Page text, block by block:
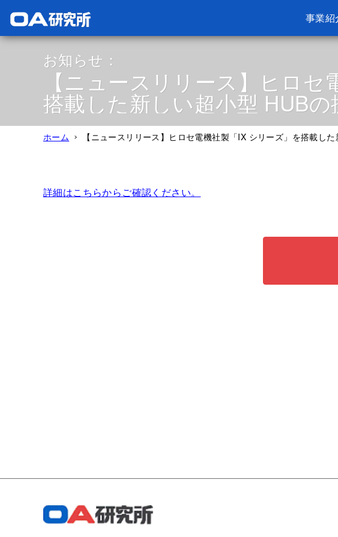
事業紹
お知らせ：
【ニュースリリース】ヒロ
搭載した新しい超小型 HUB
ホーム 【ニュースリリース】ヒロセ電機社製「IX シリーズ」を搭載し
詳細はこちらからご確認ください。